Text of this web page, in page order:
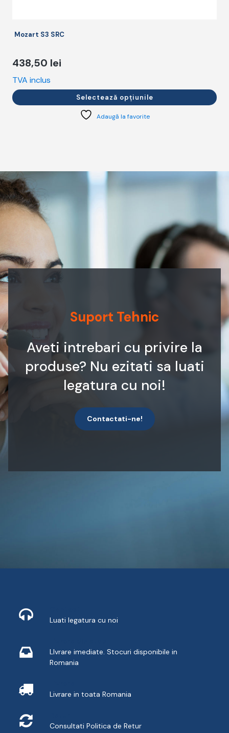
Mozart S3 SRC
438,50 lei
TVA inclus
Selectează opțiunile
Adaugă la favorite
Suport Tehnic
Aveti intrebari cu privire la
produse? Nu ezitati sa luati
legatura cu noi!
Contactati-ne!
Luati legatura cu noi
LIvrare imediate. Stocuri disponibile in
Romania
Livrare in toata Romania
Consultati Politica de Retur